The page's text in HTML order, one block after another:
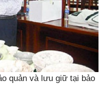
quản và lưu giữ tại bảo